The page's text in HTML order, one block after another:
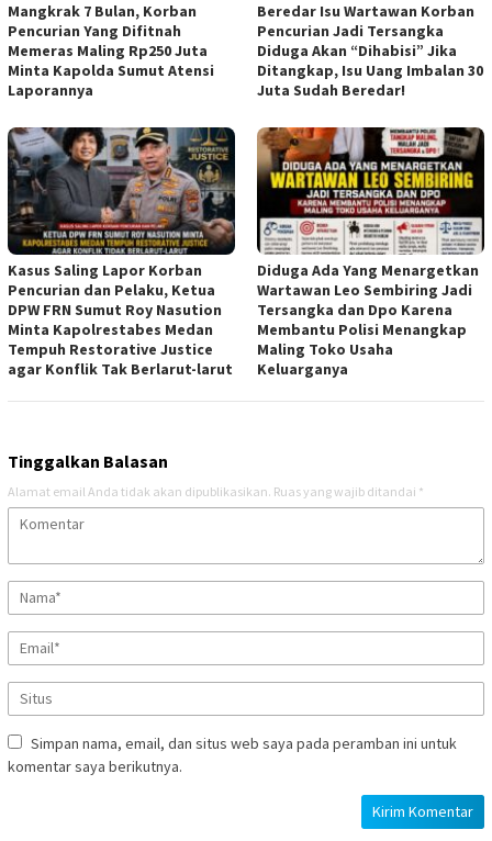
Mangkrak 7 Bulan, Korban
Pencurian Yang Difitnah
Memeras Maling Rp250 Juta
Minta Kapolda Sumut Atensi
Laporannya
Beredar Isu Wartawan Korban
Pencurian Jadi Tersangka
Diduga Akan “Dihabisi” Jika
Ditangkap, Isu Uang Imbalan 30
Juta Sudah Beredar!
Kasus Saling Lapor Korban
Pencurian dan Pelaku, Ketua
DPW FRN Sumut Roy Nasution
Minta Kapolrestabes Medan
Tempuh Restorative Justice
agar Konflik Tak Berlarut-larut
Diduga Ada Yang Menargetkan
Wartawan Leo Sembiring Jadi
Tersangka dan Dpo Karena
Membantu Polisi Menangkap
Maling Toko Usaha
Keluarganya
Tinggalkan Balasan
Alamat email Anda tidak akan dipublikasikan. Ruas yang wajib ditandai *
Simpan nama, email, dan situs web saya pada peramban ini untuk
komentar saya berikutnya.